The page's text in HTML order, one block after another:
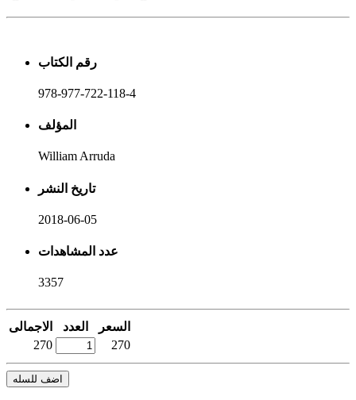
رقم الكتاب
978-977-722-118-4
المؤلف
William Arruda
تاريخ النشر
2018-06-05
عدد المشاهدات
3357
السعر العدد
الاجمالى
270
270
اضف للسله